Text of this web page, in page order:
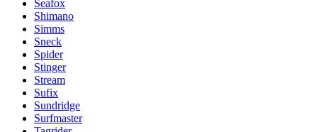
Seafox
Shimano
Simms
Sneck
Spider
Stinger
Stream
Sufix
Sundridge
Surfmaster